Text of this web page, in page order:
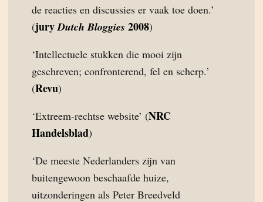
de reacties en discussies er vaak toe doen.’
(juryDutch Bloggies 2008)
‘Intellectuele stukken die mooi zijn
geschreven; confronterend, fel en scherp.’
(Revu)
‘Extreem-rechtse website’ (NRC
Handelsblad)
‘De meeste Nederlanders zijn van
buitengewoon beschaafde huize,
uitzonderingen als Peter Breedveld